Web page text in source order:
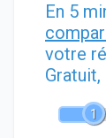
En 5
votre
Gratuit,
1